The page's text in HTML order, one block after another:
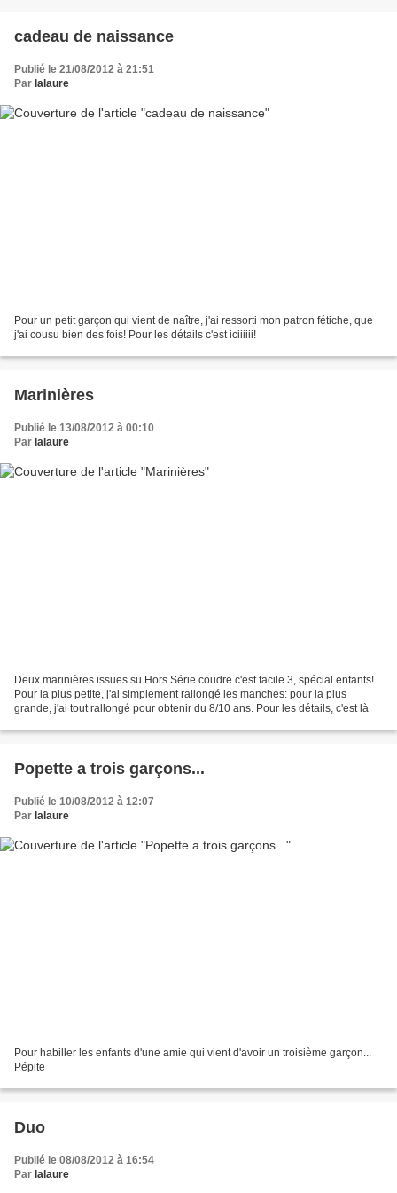
cadeau de naissance
Publié le 21/08/2012 à 21:51
Par lalaure
Pour un petit garçon qui vient de naître, j'ai ressorti mon patron fétiche, que
j'ai cousu bien des fois! Pour les détails c'est iciiiiii!
Marinières
Publié le 13/08/2012 à 00:10
Par lalaure
Deux marinières issues su Hors Série coudre c'est facile 3, spécial enfants!
Pour la plus petite, j'ai simplement rallongé les manches: pour la plus
grande, j'ai tout rallongé pour obtenir du 8/10 ans. Pour les détails, c'est là
Popette a trois garçons...
Publié le 10/08/2012 à 12:07
Par lalaure
Pour habiller les enfants d'une amie qui vient d'avoir un troisième garçon...
Pépite
Duo
Publié le 08/08/2012 à 16:54
Par lalaure